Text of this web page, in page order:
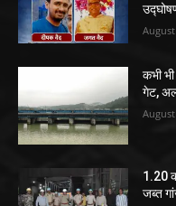
कभी
गेट,
1.20
जब्त